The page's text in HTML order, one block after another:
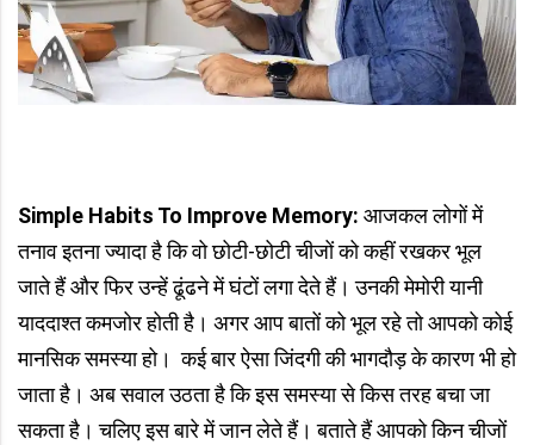
Simple Habits To Improve Memory: आजकल लोगों में
तनाव इतना ज्यादा है कि वो छोटी-छोटी चीजों को कहीं रखकर भूल
जाते हैं और फिर उन्हें ढूंढने में घंटों लगा देते हैं। उनकी मेमोरी यानी
याददाश्त कमजोर होती है। अगर आप बातों को भूल रहे तो आपको कोई
मानसिक समस्या हो। कई बार ऐसा जिंदगी की भागदौड़ के कारण भी हो
जाता है। अब सवाल उठता है कि इस समस्या से किस तरह बचा जा
सकता है। चलिए इस बारे में जान लेते हैं। बताते हैं आपको किन चीजों